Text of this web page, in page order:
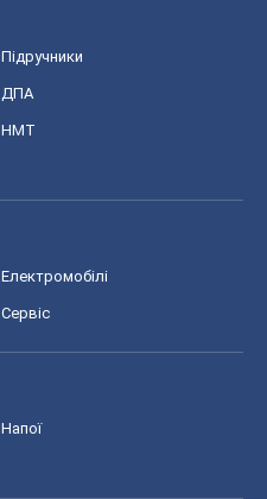
Підручники
ДПА
НМТ
Електромобілі
Сервіс
Напої